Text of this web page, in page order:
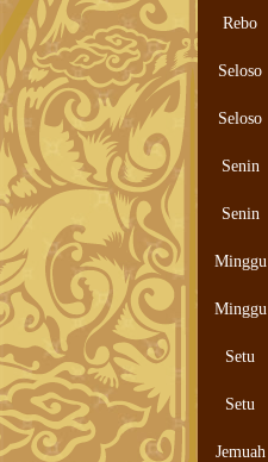
Rebo
Seloso
Seloso
Senin
Senin
Minggu
Minggu
Setu
Setu
Jemuah